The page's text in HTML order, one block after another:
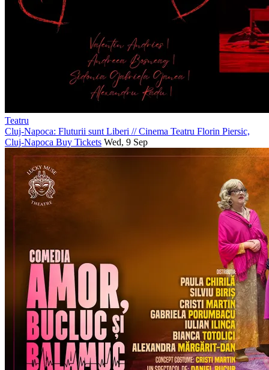
Teatru
Cluj-Napoca: Fluturii sunt Liberi //Cinema Teatru Florin Piersic,
Cluj-Napoca Buy Tickets Wed, 9 Sep